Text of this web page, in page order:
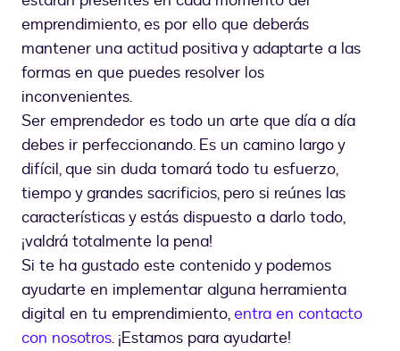
emprendimiento, es por ello que deberás
mantener una actitud positiva y adaptarte a las
formas en que puedes resolver los
inconvenientes.
Ser emprendedor es todo un arte que día a día
debes ir perfeccionando. Es un camino largo y
difícil, que sin duda tomará todo tu esfuerzo,
tiempo y grandes sacrificios, pero si reúnes las
características y estás dispuesto a darlo todo,
¡valdrá totalmente la pena!
Si te ha gustado este contenido y podemos
ayudarte en implementar alguna herramienta
digital en tu emprendimiento,entra en contacto
con nosotros. ¡Estamos para ayudarte!